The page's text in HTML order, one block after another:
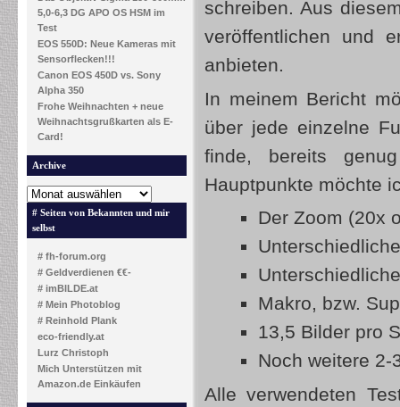
5,0-6,3 DG APO OS HSM im
Test
EOS 550D: Neue Kameras mit
Sensorflecken!!!
Canon EOS 450D vs. Sony
Alpha 350
Frohe Weihnachten + neue
Weihnachtsgrußkarten als E-
Card!
Archive
# Seiten von Bekannten und mir
selbst
# fh-forum.org
# Geldverdienen €€-
# imBILDE.at
# Mein Photoblog
# Reinhold Plank
eco-friendly.at
Lurz Christoph
Mich Unterstützen mit
Amazon.de Einkäufen
schreiben. Aus
veröffentlichen und
anbieten.
In meinem Bericht
über jede einzelne
finde, bereits
Hauptpunkte möchte
Der Zoom (20x
Makro, bzw.
13,5 Bilder pro
Noch weitere
Alle verwendeten